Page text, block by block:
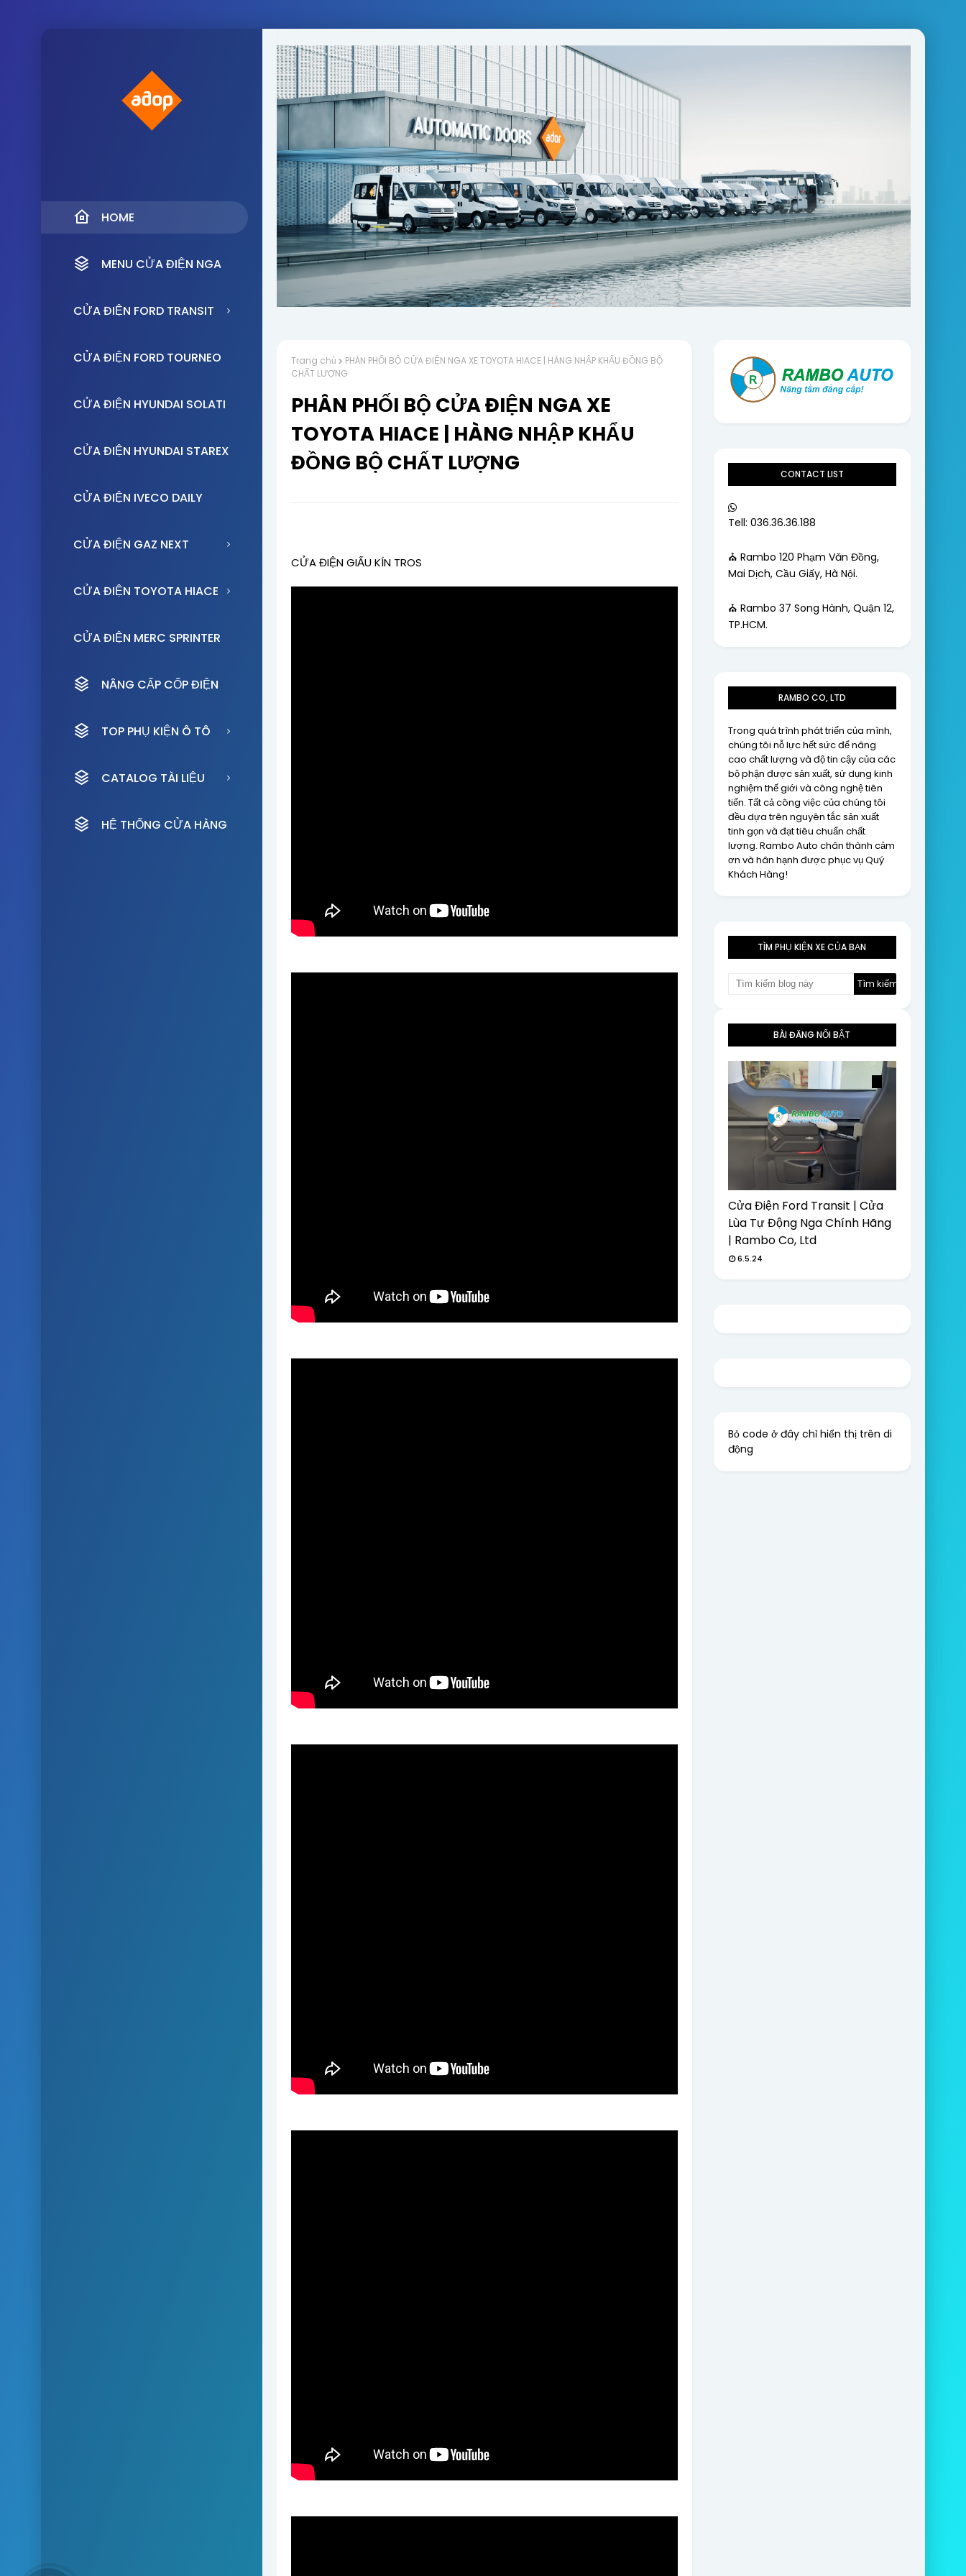
HOME
MENU CỬA ĐIỆN NGA
CỬA ĐIỆN FORD TRANSIT
CỬA ĐIỆN FORD TOURNEO
CỬA ĐIỆN HYUNDAI SOLATI
CỬA ĐIỆN HYUNDAI STAREX
CỬA ĐIỆN IVECO DAILY
CỬA ĐIỆN GAZ NEXT
CỬA ĐIỆN TOYOTA HIACE
CỬA ĐIỆN MERC SPRINTER
NÂNG CẤP CỐP ĐIỆN
TOP PHỤ KIỆN Ô TÔ
CATALOG TÀI LIỆU
HỆ THỐNG CỬA HÀNG
Trang chủ
PHÂN PHỐI BỘ CỬA ĐIỆN NGA XE TOYOTA HIACE | HÀNG NHẬP KHẨU ĐỒNG BỘ
CHẤT LƯỢNG
PHÂN PHỐI BỘ CỬA ĐIỆN NGA XE
TOYOTA HIACE | HÀNG NHẬP KHẨU
ĐỒNG BỘ CHẤT LƯỢNG
CỬA ĐIỆN GIẤU KÍN TROS
CONTACT LIST
Tell: 036.36.36.188
⛪ Rambo 120 Phạm Văn Đồng,
Mai Dịch, Cầu Giấy, Hà Nội.
⛪ Rambo 37 Song Hành, Quận 12,
TP.HCM.
RAMBO CO, LTD
Trong quá trình phát triển của mình,
chúng tôi nỗ lực hết sức để nâng
cao chất lượng và độ tin cậy của các
bộ phận được sản xuất, sử dụng kinh
nghiệm thế giới và công nghệ tiên
tiến. Tất cả công việc của chúng tôi
đều dựa trên nguyên tắc sản xuất
tinh gọn và đạt tiêu chuẩn chất
lượng. Rambo Auto chân thành cảm
ơn và hân hạnh được phục vụ Quý
Khách Hàng!
TÌM PHỤ KIỆN XE CỦA BẠN
BÀI ĐĂNG NỔI BẬT
Cửa Điện Ford Transit | Cửa
Lùa Tự Động Nga Chính Hãng
| Rambo Co, Ltd
6.5.24
Bỏ code ở đây chỉ hiển thị trên di
động